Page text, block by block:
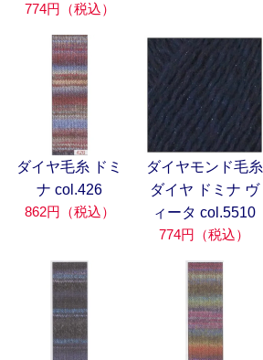
774円（税込）
ダイヤ毛糸 ドミ
ナ col.426
862円（税込）
ダイヤモンド毛糸
ダイヤ ドミナ ヴ
ィータ col.5510
774円（税込）